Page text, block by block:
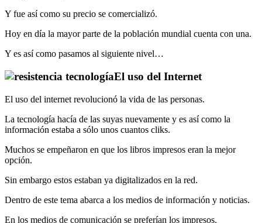
Y fue así como su precio se comercializó.
Hoy en día la mayor parte de la población mundial cuenta con una.
Y es así como pasamos al siguiente nivel…
El uso del Internet
El uso del internet revolucionó la vida de las personas.
La tecnología hacía de las suyas nuevamente y es así como la
información estaba a sólo unos cuantos cliks.
Muchos se empeñaron en que los libros impresos eran la mejor
opción.
Sin embargo estos estaban ya digitalizados en la red.
Dentro de este tema abarca a los medios de información y noticias.
En los medios de comunicación se preferían los impresos.